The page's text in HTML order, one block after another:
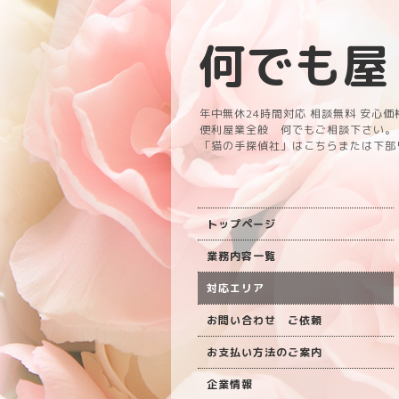
何でも
年中無休24時間対応 相談無料 安心価
便利屋業全般 何でもご相談下さい。
「猫の手探偵社」はこちらまたは下
トップページ
業務内容一覧
対応エリア
お問い合わせ ご依頼
お支払い方法のご案内
企業情報